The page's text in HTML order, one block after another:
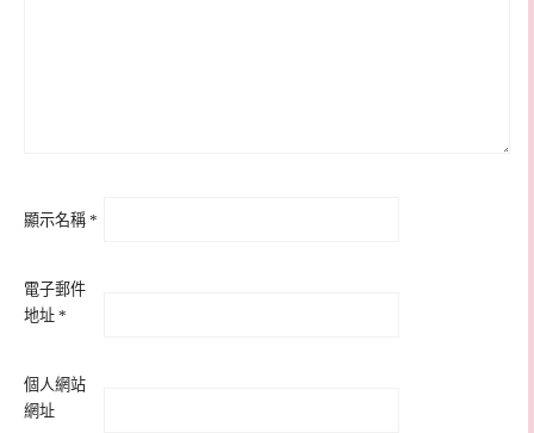
顯示名稱 *
電子郵件
地址 *
個人網站
網址